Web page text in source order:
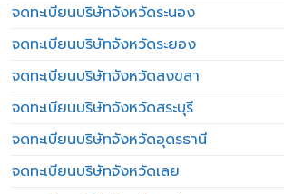
จดทะเบียนบริษัทจังหวัดระนอง
จดทะเบียนบริษัทจังหวัดระยอง
จดทะเบียนบริษัทจังหวัดสงขลา
จดทะเบียนบริษัทจังหวัดสระบุรี
จดทะเบียนบริษัทจังหวัดอุดรธานี
จดทะเบียนบริษัทจังหวัดเลย